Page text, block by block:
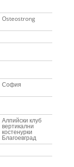
Osteostrong
София
Алпийски клуб
вертикални
костенурки
Благоевград